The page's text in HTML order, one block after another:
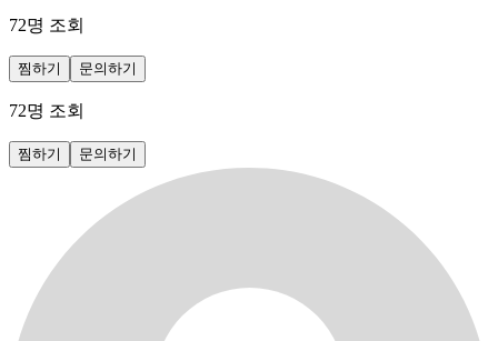
72명 조회
찜하기 문의하기
72명 조회
찜하기 문의하기